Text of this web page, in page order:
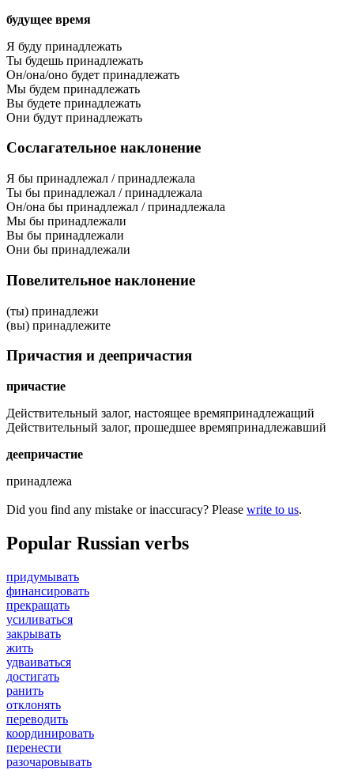
будущее время
Я буду принадлежать
Ты будешь принадлежать
Он/она/оно будет принадлежать
Мы будем принадлежать
Вы будете принадлежать
Они будут принадлежать
Сослагательное наклонение
Я бы принадлежал / принадлежала
Ты бы принадлежал / принадлежала
Он/она бы принадлежал / принадлежала
Мы бы принадлежали
Вы бы принадлежали
Они бы принадлежали
Повелительное наклонение
(ты) принадлежи
(вы) принадлежите
Причастия и деепричастия
причастие
Действительный залог, настоящее времяпринадлежащий
Действительный залог, прошедшее времяпринадлежавший
деепричастие
принадлежа
Did you find any mistake or inaccuracy? Please write to us.
Popular Russian verbs
придумывать
финансировать
прекращать
усиливаться
закрывать
жить
удваиваться
достигать
ранить
отклонять
переводить
координировать
перенести
разочаровывать